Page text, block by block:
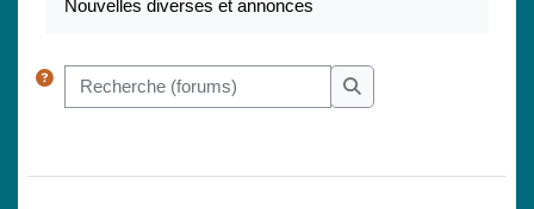
Nouvelles diverses et annonces
Recherche (forums)